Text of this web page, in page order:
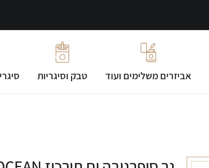
אביזרים משלימים ועוד טבק וסיגריות